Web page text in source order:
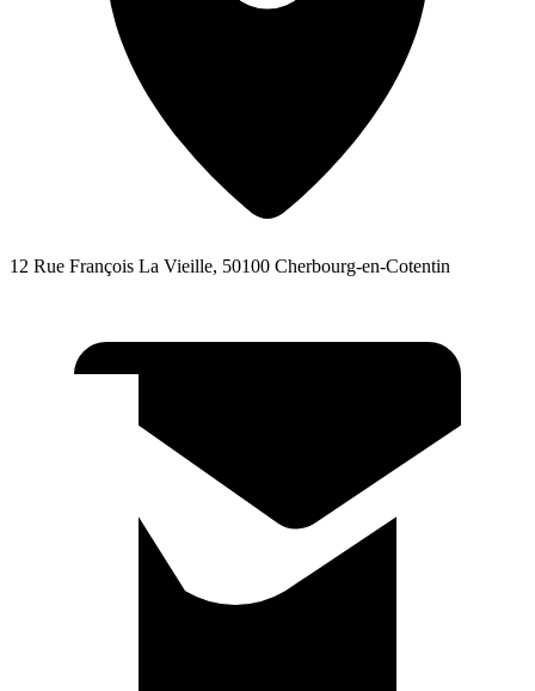
12 Rue François La Vieille, 50100 Cherbourg-en-Cotentin